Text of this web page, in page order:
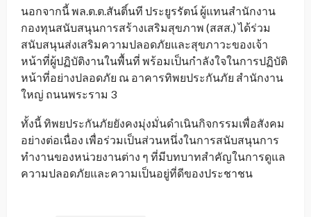
นอกจากนี้ พล.ต.ต.สันติ์นที ประยูรรัตน์ ผู้แทนสำนักงาน
กองทุนสนับสนุนการสร้างเสริมสุขภาพ (สสส.) ได้ร่วม
สนับสนุนส่งเสริมความปลอดภัยและสุขภาวะของเจ้า
หน้าที่ผู้ปฏิบัติงานในพื้นที่ พร้อมเป็นกำลังใจในการปฏิบัติ
หน้าที่อย่างปลอดภัย ณ อาคารทิพยประกันภัย สำนักงาน
ใหญ่ ถนนพระราม 3
ทั้งนี้ ทิพยประกันภัยยังคงมุ่งมั่นดำเนินกิจกรรมเพื่อสังคม
อย่างต่อเนื่อง เพื่อร่วมเป็นส่วนหนึ่งในการสนับสนุนการ
ทำงานของหน่วยงานต่าง ๆ ที่มีบทบาทสำคัญในการดูแล
ความปลอดภัยและความเป็นอยู่ที่ดีของประชาชน